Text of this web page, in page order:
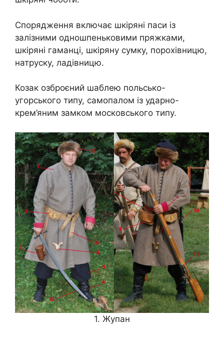
Спорядження включає шкіряні паси із
залізними одношпеньковими пряжками,
шкіряні гаманці, шкіряну сумку, порохівницю,
натруску, ладівницю.
Козак озброєний шаблею польсько-
угорського типу, самопалом із ударно-
крем’яним замком московського типу.
1. Жупан